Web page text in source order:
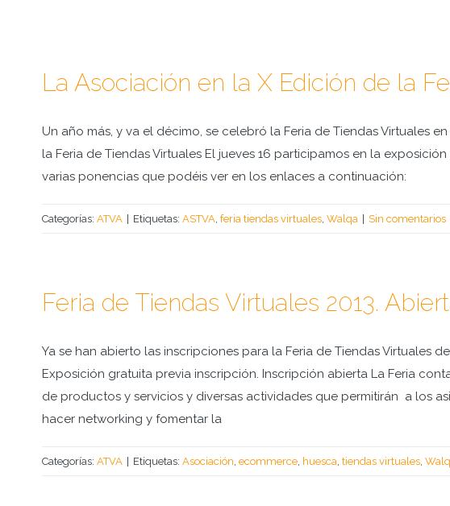
La Asociación en la X Edición de la
Un año más, y va el décimo, se celebró la Feria de Tiendas Virtuales
la Feria de Tiendas Virtuales El jueves 16 participamos en la
varias ponencias que podéis ver en los enlaces a continuación:
Categorías: ATVA Etiquetas: ASTVA, feria tiendas virtuales, Walqa Sin comentarios
Feria de Tiendas Virtuales 2013.
Ya se han abierto las inscripciones para la Feria de Tiendas Virtuales
Exposición gratuita previa inscripción. Inscripción abierta La Feria
de productos y servicios y diversas actividades que permitirán a los
hacer networking y fomentar la
Categorías: ATVA Etiquetas: Asociación, ecommerce, huesca, tiendas virtuales,